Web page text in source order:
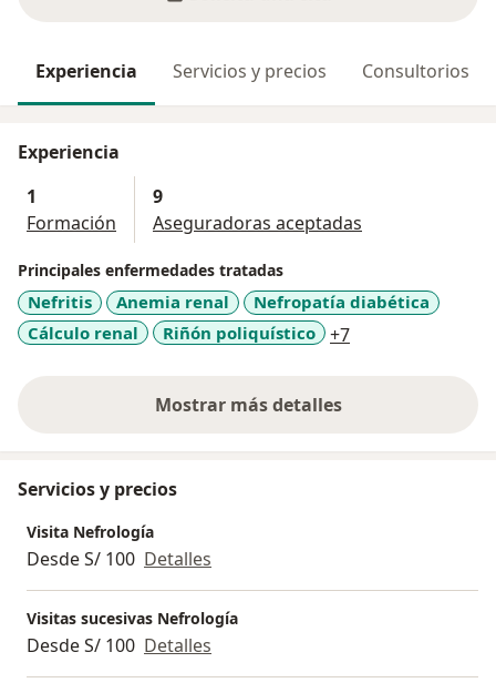
Experiencia Servicios y precios Consultorios
Experiencia
1
Formación
9
Aseguradoras aceptadas
Principales enfermedades tratadas
Nefritis Anemia renal
Nefropatía diabética
Cálculo renal
Riñón poliquístico +7
Mostrar más detalles
sobre la experiencia
Servicios y precios
Visita Nefrología
Desde S/ 100 Detalles
Visitas sucesivas Nefrología
Desde S/ 100 Detalles